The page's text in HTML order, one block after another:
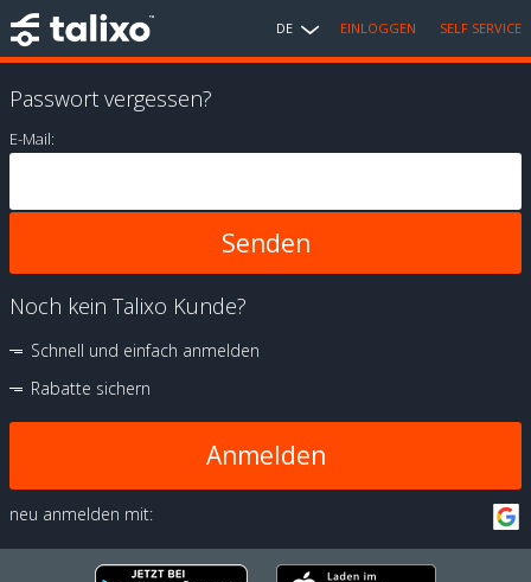
DE EINLOGGEN SELF SERVICE
Passwort vergessen?
E-Mail:
Noch kein Talixo Kunde?
Schnell und einfach anmelden
Rabatte sichern
Anmelden
neu anmelden mit: